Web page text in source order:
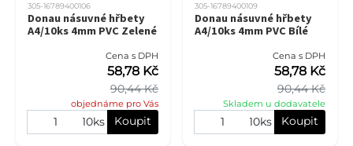
305-16789400106
Donau násuvné hřbety
A4/10ks 4mm PVC Zelené
Cena s DPH
90,44 Kč
58,78 Kč
objednáme pro Vás
10ks Koupit
305-16789400109
Donau násuvné hřbety
A4/10ks 4mm PVC Bílé
Cena s DPH
90,44 Kč
58,78 Kč
Skladem u dodavatele
10ks Koupit